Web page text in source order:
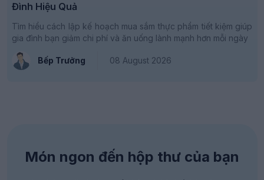
Đình Hiệu Quả
Tìm hiểu cách lập kế hoạch mua sắm thực phẩm tiết kiệm giúp
gia đình bạn giảm chi phí và ăn uống lành mạnh hơn mỗi ngày
Bếp Trưởng 08 August 2026
Món ngon đến hộp thư của bạn